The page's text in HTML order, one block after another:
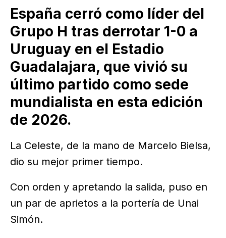
España cerró como líder del
Grupo H tras derrotar 1-0 a
Uruguay en el Estadio
Guadalajara, que vivió su
último partido como sede
mundialista en esta edición
de 2026.
La Celeste, de la mano de Marcelo Bielsa,
dio su mejor primer tiempo.
Con orden y apretando la salida, puso en
un par de aprietos a la portería de Unai
Simón.